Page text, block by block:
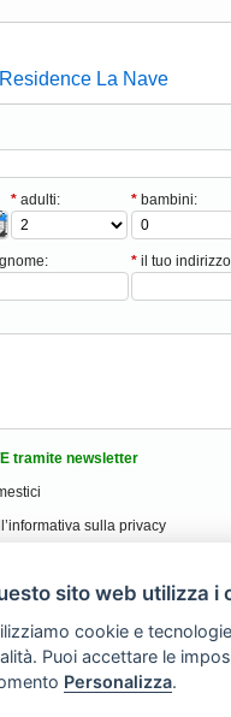
La Nave
*adulti: *bambini:
*il tuo
tramite newsletter
sulla privacy
Hotel Riccione|
sito web utilizza i
cookie e
Puoi accettare le
Personalizza.